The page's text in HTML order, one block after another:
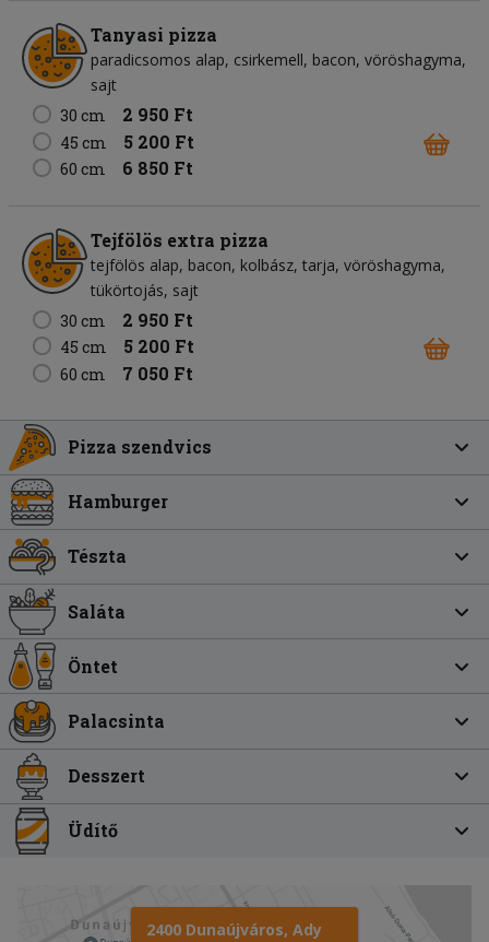
Tanyasi pizza
paradicsomos alap csirkemell bacon vöröshagyma
sajt
30 cm
2 950 Ft
45 cm 5 200 Ft
60 cm 6 850 Ft
Tejfölös extra pizza
tejfölös alap bacon kolbász tarja vöröshagyma
tükörtojás sajt
30 cm
2 950 Ft
45 cm 5 200 Ft
60 cm 7 050 Ft
Pizza szendvics
Hamburger
Tészta
Saláta
Öntet
Palacsinta
Desszert
Üdítő
2400 Dunaújváros, Ady